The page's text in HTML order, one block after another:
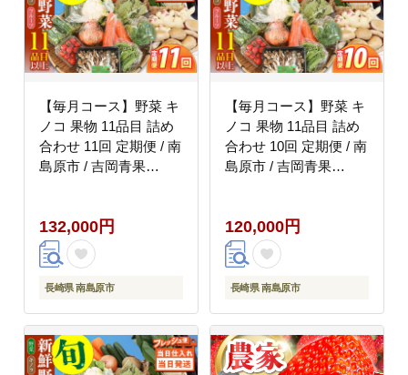
【毎月コース】野菜 キ
ノコ 果物 11品目 詰め
合わせ 11回 定期便 / 南
島原市 / 吉岡青果
132,000円
長崎県 南島原市
【毎月コース】野菜 キ
ノコ 果物 11品目 詰め
合わせ 10回 定期便 / 南
島原市 / 吉岡青果
120,000円
長崎県 南島原市